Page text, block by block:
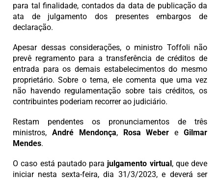
para tal finalidade, contados da data de publicação da
ata de julgamento dos presentes embargos de
declaração.
Apesar dessas considerações, o ministro Toffoli não
prevê regramento para a transferência de créditos de
entrada para os demais estabelecimentos do mesmo
proprietário. Sobre o tema, ele comenta que uma vez
não havendo regulamentação sobre tais créditos, os
contribuintes poderiam recorrer ao judiciário.
Restam pendentes os pronunciamentos de três
ministros, André Mendonça,Rosa Weber eGilmar
Mendes.
O caso está pautado para julgamento virtual , que deve
iniciar nesta sexta-feira, dia 31/3/2023, e deverá ser